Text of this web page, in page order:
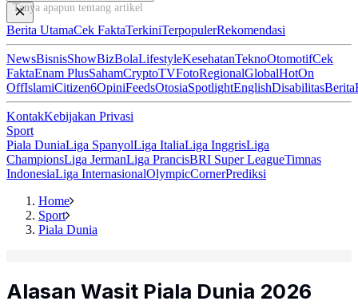
Tanya apapun tentang artikel ini...
Berita UtamaCek FaktaTerkiniTerpopulerRekomendasi
NewsBisnisShowBizBolaLifestyleKesehatanTeknoOtomotifCek
FaktaEnam PlusSahamCryptoTVFotoRegionalGlobalHotOn
OffIslamiCitizen6OpiniFeedsOtosiaSpotlightEnglishDisabilitasBerita
KontakKebijakan Privasi
Sport
Piala DuniaLiga SpanyolLiga ItaliaLiga InggrisLiga
ChampionsLiga JermanLiga PrancisBRI Super LeagueTimnas
IndonesiaLiga InternasionalOlympicCornerPrediksi
Home
Sport
Piala Dunia
Alasan Wasit Piala Dunia 2026